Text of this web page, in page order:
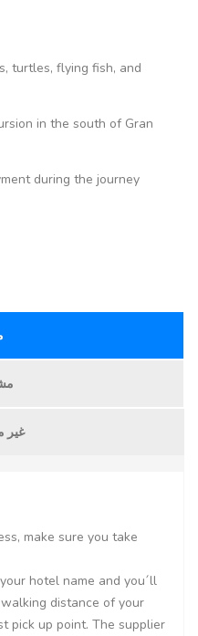
turtles, flying fish, and
in the south of Gran
during the journey
غير
make sure you take
hotel name and you´ll
distance of your
pick up point. The supplier